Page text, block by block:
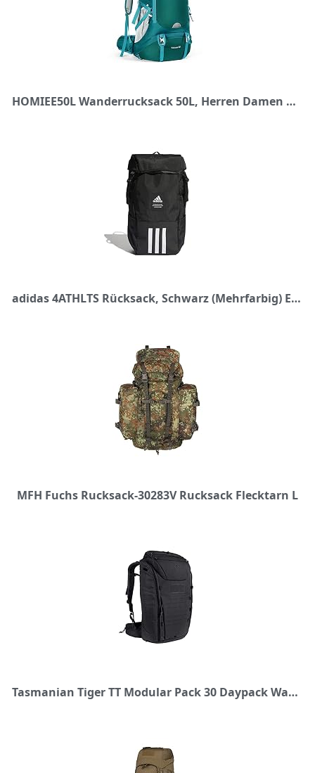
HOMIEE50L Wanderrucksack 50L, Herren Damen Wasserdichter Trekkingrucksack Reiserucksack Outdoor Wandern Rucksack Mit Regenabdeckung, Backpacker rucksack Für Wandern, Bergsteigen, Camping, Reisen Sport
adidas 4ATHLTS Rücksack, Schwarz (Mehrfarbig) Einheitsgröße
MFH Fuchs Rucksack-30283V Rucksack Flecktarn L
Tasmanian Tiger TT Modular Pack 30 Daypack Wander-Rucksack mit 30 Liter Volumen inkl. Organizer Zusatz-Taschen Set für mehr Ordnung, Schwarz